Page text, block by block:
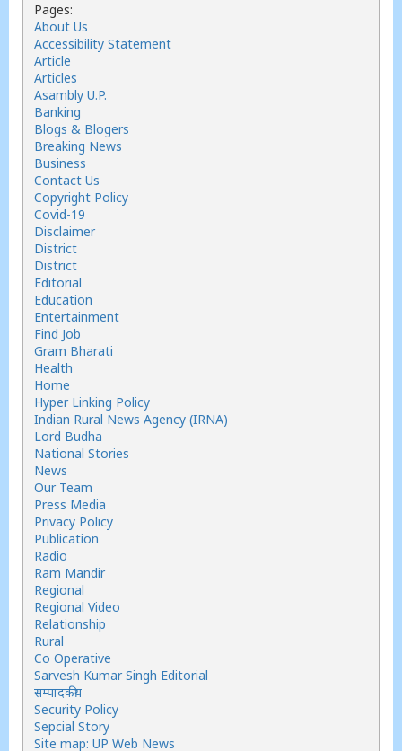
Pages:
About Us
Accessibility Statement
Article
Articles
Asambly U.P.
Banking
Blogs & Blogers
Breaking News
Business
Contact Us
Copyright Policy
Covid-19
Disclaimer
District
District
Editorial
Education
Entertainment
Find Job
Gram Bharati
Health
Home
Hyper Linking Policy
Indian Rural News Agency (IRNA)
Lord Budha
National Stories
News
Our Team
Press Media
Privacy Policy
Publication
Radio
Ram Mandir
Regional
Regional Video
Relationship
Rural
Co Operative
Sarvesh Kumar Singh Editorial
सम्पादकीय
Security Policy
Sepcial Story
Site map: UP Web News